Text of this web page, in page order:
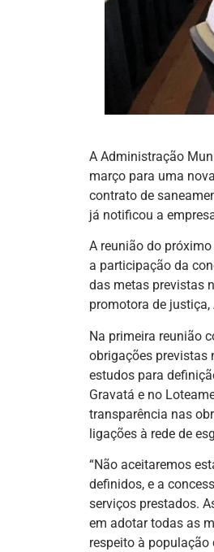
A Administração
março para uma
contrato de
já notificou a
A reunião do
a participação da
das metas previstas
promotora de
Na primeira reunião
obrigações previstas
estudos para
Gravatá e no
transparência nas
ligações à rede de
“Não aceitaremos
definidos, e a
serviços prestados.
em adotar todas as
respeito à população